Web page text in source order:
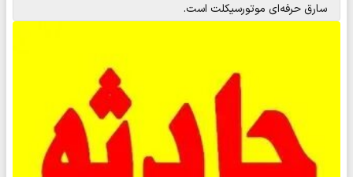
سارق حرفه‌ای موتورسیکلت است.